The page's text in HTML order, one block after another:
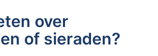
over
of sieraden?